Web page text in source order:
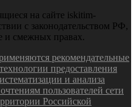
на сайте iskitim-
с законодательством РФ,
и смежных правах.
рекомендательные
предоставления
и анализа
пользователей сети
Российской